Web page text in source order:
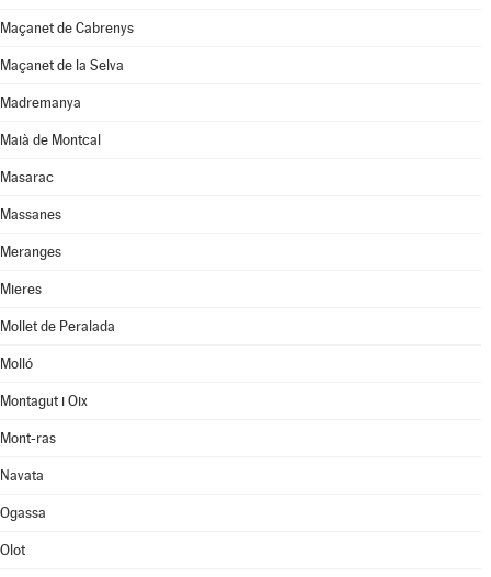
Maçanet de Cabrenys
Maçanet de la Selva
Madremanya
Maià de Montcal
Masarac
Massanes
Meranges
Mieres
Mollet de Peralada
Molló
Montagut i Oix
Mont-ras
Navata
Ogassa
Olot